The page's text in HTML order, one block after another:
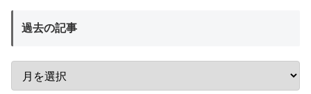
過去の記事